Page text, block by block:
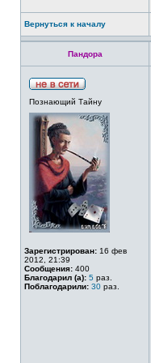
Вернуться к началу
Пандора
Познающий Тайну
Зарегистрирован: 16 фев
2012, 21:39
Сообщения: 400
Благодарил (а): 5 раз.
Поблагодарили: 30 раз.